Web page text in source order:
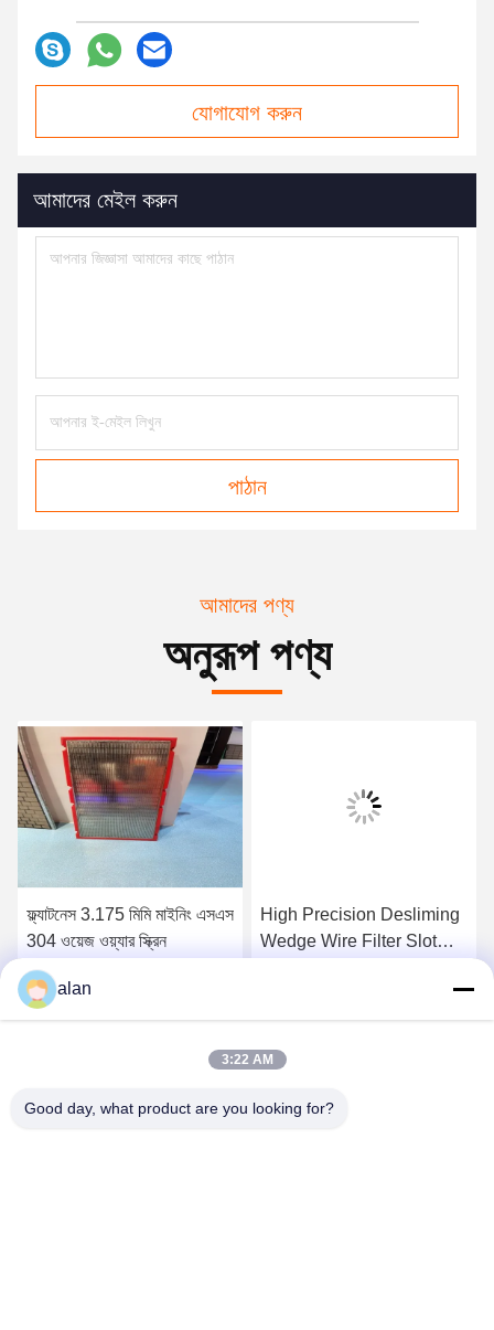
যোগাযোগ করুন
আমাদের মেইল ​​করুন
পাঠান
আমাদের পণ্য
অনুরূপ পণ্য
ফ্ল্যাটনেস 3.175 মিমি মাইনিং এসএস
304 ওয়েজ ওয়্যার স্ক্রিন
High Precision Desliming
Wedge Wire Filter Slot
{var lib = new
'bn', function () {});}
alan
3:22 AM
Good day, what product are you looking for?